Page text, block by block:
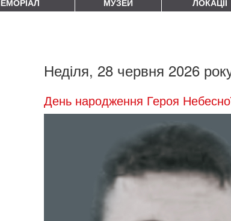
Неділя, 28 червня 2026
День народження Героя